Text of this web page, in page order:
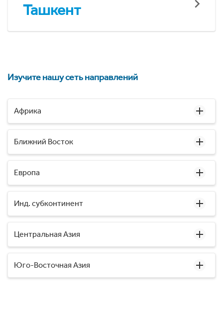
Ташкент
Изучите нашу сеть направлений
Африка
Ближний Восток
Европа
Инд. субконтинент
Центральная Азия
Юго-Восточная Азия